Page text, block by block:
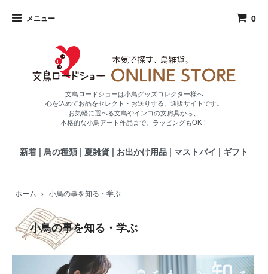
メニュー 0
文鳥ロードショーは小鳥グッズコレクター様へ
心を込めてお品をセレクト・お送りする、通販サイトです。
お気軽に選べる文鳥やインコの文房具から、
本格的な小鳥アート作品まで。ラッピングもOK！
新着 | 鳥の種類 | 夏雑貨 | お出かけ用品 | マストバイ | ギフト
ホーム > 小鳥の事を知る・学ぶ
小鳥の事を知る・学ぶ